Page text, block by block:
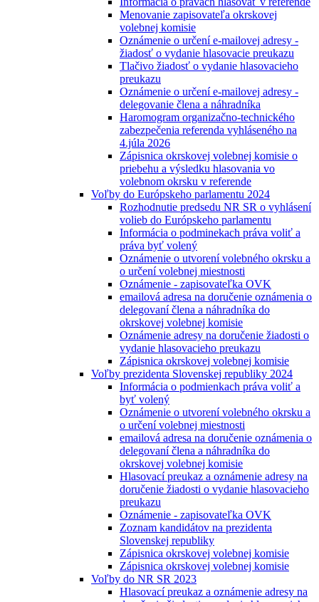
Menovanie zapisovateľa okrskovej
volebnej komisie
Oznámenie o určení e-mailovej adresy -
žiadosť o vydanie hlasovacie preukazu
Tlačivo žiadosť o vydanie hlasovacieho
preukazu
Oznámenie o určení e-mailovej adresy -
delegovanie člena a náhradníka
Haromogram organizačno-technického
zabezpečenia referenda vyhláseného na
4.júla 2026
Zápisnica okrskovej volebnej komisie o
priebehu a výsledku hlasovania vo
volebnom okrsku v referende
Voľby do Európskeho parlamentu 2024
Rozhodnutie predsedu NR SR o vyhlásení
volieb do Európskeho parlamentu
Informácia o podminekach práva voliť a
práva byť volený
Oznámenie o utvorení volebného okrsku a
o určení volebnej miestnosti
Oznámenie - zapisovateľka OVK
emailová adresa na doručenie oznámenia o
delegovaní člena a náhradníka do
okrskovej volebnej komisie
Oznámenie adresy na doručenie žiadosti o
vydanie hlasovacieho preukazu
Zápisnica okrskovej volebnej komisie
Voľby prezidenta Slovenskej republiky 2024
Informácia o podmienkach práva voliť a
byť volený
Oznámenie o utvorení volebného okrsku a
o určení volebnej miestnosti
emailová adresa na doručenie oznámenia o
delegovaní člena a náhradníka do
okrskovej volebnej komisie
Hlasovací preukaz a oznámenie adresy na
doručenie žiadosti o vydanie hlasovacieho
preukazu
Oznámenie - zapisovateľka OVK
Zoznam kandidátov na prezidenta
Slovenskej republiky
Zápisnica okrskovej volebnej komisie
Zápisnica okrskovej volebnej komisie
Voľby do NR SR 2023
Hlasovací preukaz a oznámenie adresy na